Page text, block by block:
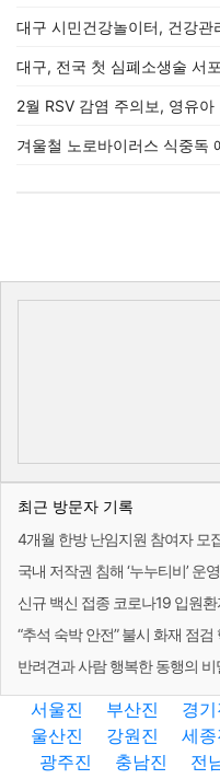
대구 시민건강놀이터, 건강관
대구, 전국 첫 심폐소생술 서
2월 RSV 감염 주의보, 영유아
겨울철 노로바이러스 식중독
최근 방문자 기록
4개월 한방 난임지원 참여자 모
국내 저작권 침해 ‘누누티비’ 운
신규 백신 접종 코로나19 입원
“추석 숙박 안전” 불시 화재 점
반려견과 사람 행복한 동행의 비
서울진 부산진 경기
울산진
강원진 세종
광주진
충남진 전